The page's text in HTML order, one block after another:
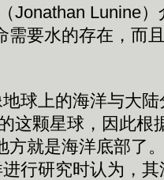
Jonathan Lunine
需要水的存在，而
球上的海洋与大陆
这颗星球，因此根
方就是海洋底部了
进行研究时认为，